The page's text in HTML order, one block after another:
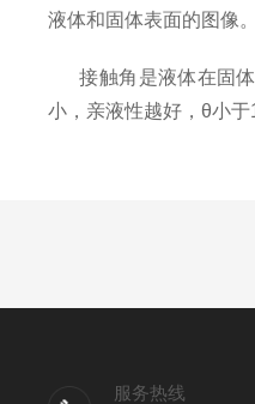
液体和固体表面的图像
接触角是液体在固体
小，亲液性越好，θ小于
服务热线